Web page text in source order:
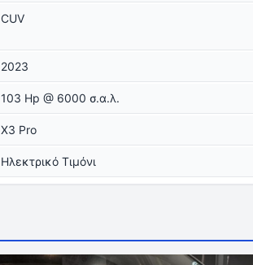
CUV
2023
103 Hp @ 6000 σ.α.λ.
X3 Pro
Ηλεκτρικό Τιμόνι